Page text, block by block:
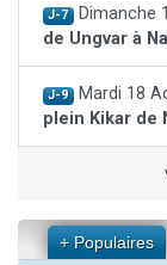
J-7 Dimanche
de Ungvar à
J-9 Mardi 18
plein Kikar de
+ Populaires